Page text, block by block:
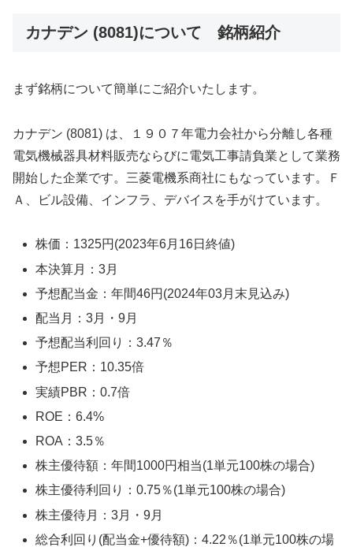
カナデン (8081)について 銘柄紹介
まず銘柄について簡単にご紹介いたします。
カナデン (8081) は、１９０７年電力会社から分離し各種
電気機械器具材料販売ならびに電気工事請負業として業務
開始した企業です。三菱電機系商社にもなっています。Ｆ
Ａ、ビル設備、インフラ、デバイスを手がけています。
株価：1325円(2023年6月16日終値)
本決算月：3月
予想配当金：年間46円(2024年03月末見込み)
配当月：3月・9月
予想配当利回り：3.47％
予想PER：10.35倍
実績PBR：0.7倍
ROE：6.4%
ROA：3.5％
株主優待額：年間1000円相当(1単元100株の場合)
株主優待利回り：0.75％(1単元100株の場合)
株主優待月：3月・9月
総合利回り(配当金+優待額)：4.22％(1単元100株の場